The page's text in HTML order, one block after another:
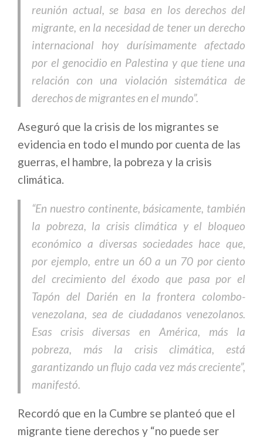
reunión actual, se basa en los derechos del
migrante, en la necesidad de tener un derecho
internacional hoy durísimamente afectado
por el genocidio en Palestina y que tiene una
relación con una violación sistemática de
derechos de migrantes en el mundo”.
Aseguró que la crisis de los migrantes se
evidencia en todo el mundo por cuenta de las
guerras, el hambre, la pobreza y la crisis
climática.
“En nuestro continente, básicamente, también
la pobreza, la crisis climática y el bloqueo
económico a diversas sociedades hace que,
por ejemplo, entre un 60 a un 70 por ciento
del crecimiento del éxodo que pasa por el
Tapón del Darién en la frontera colombo-
venezolana, sea de ciudadanos venezolanos.
Esas crisis diversas en América, más la
pobreza, más la crisis climática, está
garantizando un flujo cada vez más creciente”,
manifestó.
Recordó que en la Cumbre se planteó que el
migrante tiene derechos y “no puede ser